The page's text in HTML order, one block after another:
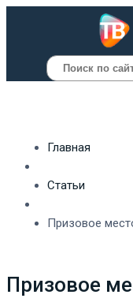
Поиск
Главная
Статьи
Призовое
Призовое